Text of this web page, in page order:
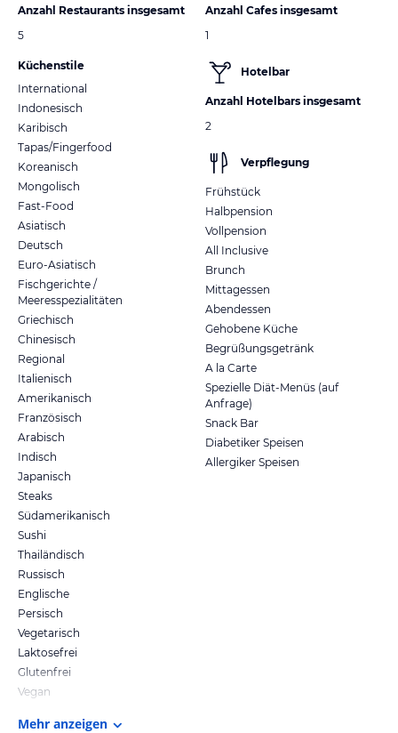
Anzahl Restaurants insgesamt
5
Küchenstile
International
Indonesisch
Karibisch
Tapas/Fingerfood
Koreanisch
Mongolisch
Fast-Food
Asiatisch
Deutsch
Euro-Asiatisch
Fischgerichte /
Meeresspezialitäten
Griechisch
Chinesisch
Regional
Italienisch
Amerikanisch
Französisch
Arabisch
Indisch
Japanisch
Steaks
Südamerikanisch
Sushi
Thailändisch
Russisch
Englische
Persisch
Vegetarisch
Laktosefrei
Glutenfrei
Vegan
Anzahl Cafes insgesamt
1
Hotelbar
Anzahl Hotelbars insgesamt
2
Verpflegung
Frühstück
Halbpension
Vollpension
All Inclusive
Brunch
Mittagessen
Abendessen
Gehobene Küche
Begrüßungsgetränk
A la Carte
Spezielle Diät-Menüs (auf
Anfrage)
Snack Bar
Diabetiker Speisen
Allergiker Speisen
Mehr anzeigen